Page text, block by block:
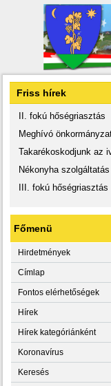
Friss hírek
II. fokú hőségriasztás
Meghívó
Takarékoskodjunk az
Nékonyha
III. fokú hőségriasztás
Főmenü
Hirdetmények
Címlap
Fontos elérhetőségek
Hírek
Hírek kategóriánként
Koronavírus
Keresés